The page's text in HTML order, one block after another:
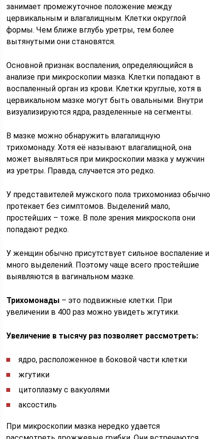
занимает промежуточное положение между
цервикальным и влагалищным. Клетки округлой
формы. Чем ближе вглубь уретры, тем более
вытянутыми они становятся.
Основной признак воспаления, определяющийся в
анализе при микроскопии мазка. Клетки попадают в
воспаленный орган из крови. Клетки круглые, хотя в
цервикальном мазке могут быть овальными. Внутри
визуализируются ядра, разделенные на сегменты.
В мазке можно обнаружить влагалищную
трихомонаду. Хотя её называют влагалищной, она
может выявляться при микроскопии мазка у мужчин
из уретры. Правда, случается это редко.
У представителей мужского пола трихомониаз обычно
протекает без симптомов. Выделений мало,
простейших – тоже. В поле зрения микроскопа они
попадают редко.
У женщин обычно присутствует сильное воспаление и
много выделений. Поэтому чаще всего простейшие
выявляются в вагинальном мазке.
Трихомонады – это подвижные клетки. При
увеличении в 400 раз можно увидеть жгутики.
Увеличение в тысячу раз позволяет рассмотреть:
ядро, расположенное в боковой части клетки
жгутики
цитоплазму с вакуолями
аксостиль
При микроскопии мазка нередко удается